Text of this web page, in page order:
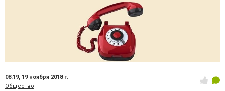
08:19, 19 ноября 2018 г.
Общество